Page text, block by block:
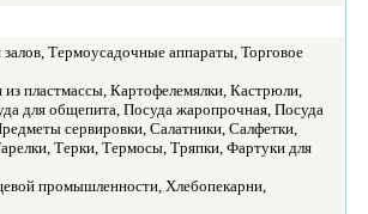
Термоусадочные аппараты, Торговое
пластмассы, Картофелемялки, Кастрюли,
для общепита, Посуда жаропрочная, Посуда
сервировки, Салатники, Салфетки,
Терки, Термосы, Тряпки, Фартуки для
промышленности, Хлебопекарни,